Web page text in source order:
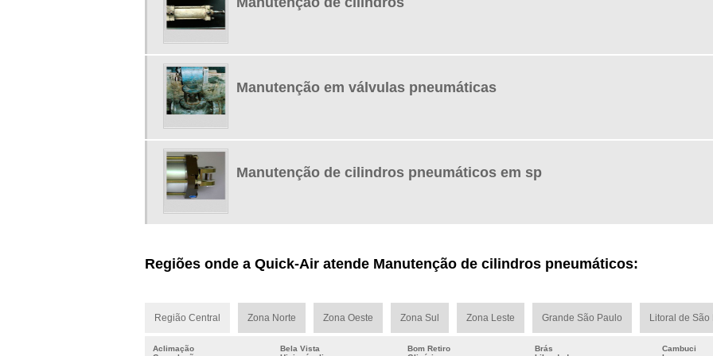
Manutenção em válvulas pneumáticas
Manutenção de cilindros pneumáticos em sp
Regiões onde a Quick-Air atende Manutenção de cilindros pneumáticos:
Região Central Zona Norte Zona Oeste Zona Sul Zona Leste Grande São Paulo Litoral de São
Aclimação Bela Vista Bom Retiro Brás Cambuci